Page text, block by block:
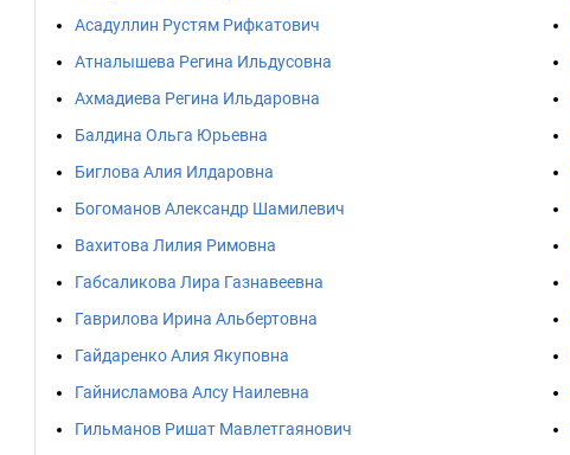
Асадуллин Рустям Рифкатович
Атналышева Регина Ильдусовна
Ахмадиева Регина Ильдаровна
Балдина Ольга Юрьевна
Биглова Алия Илдаровна
Богоманов Александр Шамилевич
Вахитова Лилия Римовна
Габсаликова Лира Газнавеевна
Гаврилова Ирина Альбертовна
Гайдаренко Алия Якуповна
Гайнисламова Алсу Наилевна
Гильманов Ришат Мавлетгаянович